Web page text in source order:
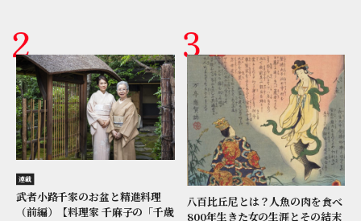
連載
武者小路千家のお盆と精進料理
（前編）【料理家 千麻子の「千歳
八百比丘尼とは？人魚の肉を食べ
800年生きた女の生涯とその結末